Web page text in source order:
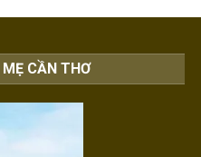
CẦN THƠ